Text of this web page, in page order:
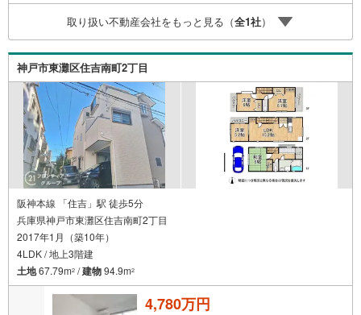
家のリフォームも弊社のリフォームプランナーがご提案！
5.定期的にご連絡を繋ぎ、有事の際に迅速にサポートいた
します弊社は専門家同士が連携をとっているため、より多
くの知見がございます。お気軽にお問合せください！
取り扱い不動産会社をもっと見る（全1社）
神戸市東灘区住吉南町2丁目
阪神本線 「住吉」駅 徒歩5分
兵庫県神戸市東灘区住吉南町2丁目
2017年1月（築10年）
4LDK / 地上3階建
土地67.79m2 /建物94.9m2
4,780万円